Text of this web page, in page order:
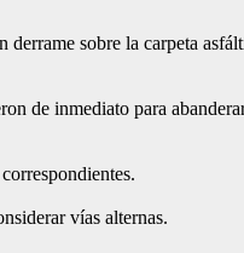
sobre la carpeta
de inmediato para
vías alternas.